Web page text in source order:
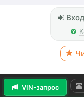
Вход
VIN-запрос